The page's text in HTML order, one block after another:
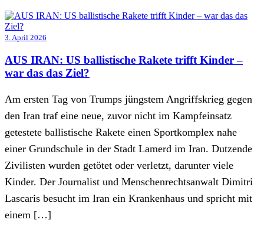
3. April 2026
AUS IRAN: US ballistische Rakete trifft Kinder –
war das das Ziel?
Am ersten Tag von Trumps jüngstem Angriffskrieg gegen
den Iran traf eine neue, zuvor nicht im Kampfeinsatz
getestete ballistische Rakete einen Sportkomplex nahe
einer Grundschule in der Stadt Lamerd im Iran. Dutzende
Zivilisten wurden getötet oder verletzt, darunter viele
Kinder. Der Journalist und Menschenrechtsanwalt Dimitri
Lascaris besucht im Iran ein Krankenhaus und spricht mit
einem […]